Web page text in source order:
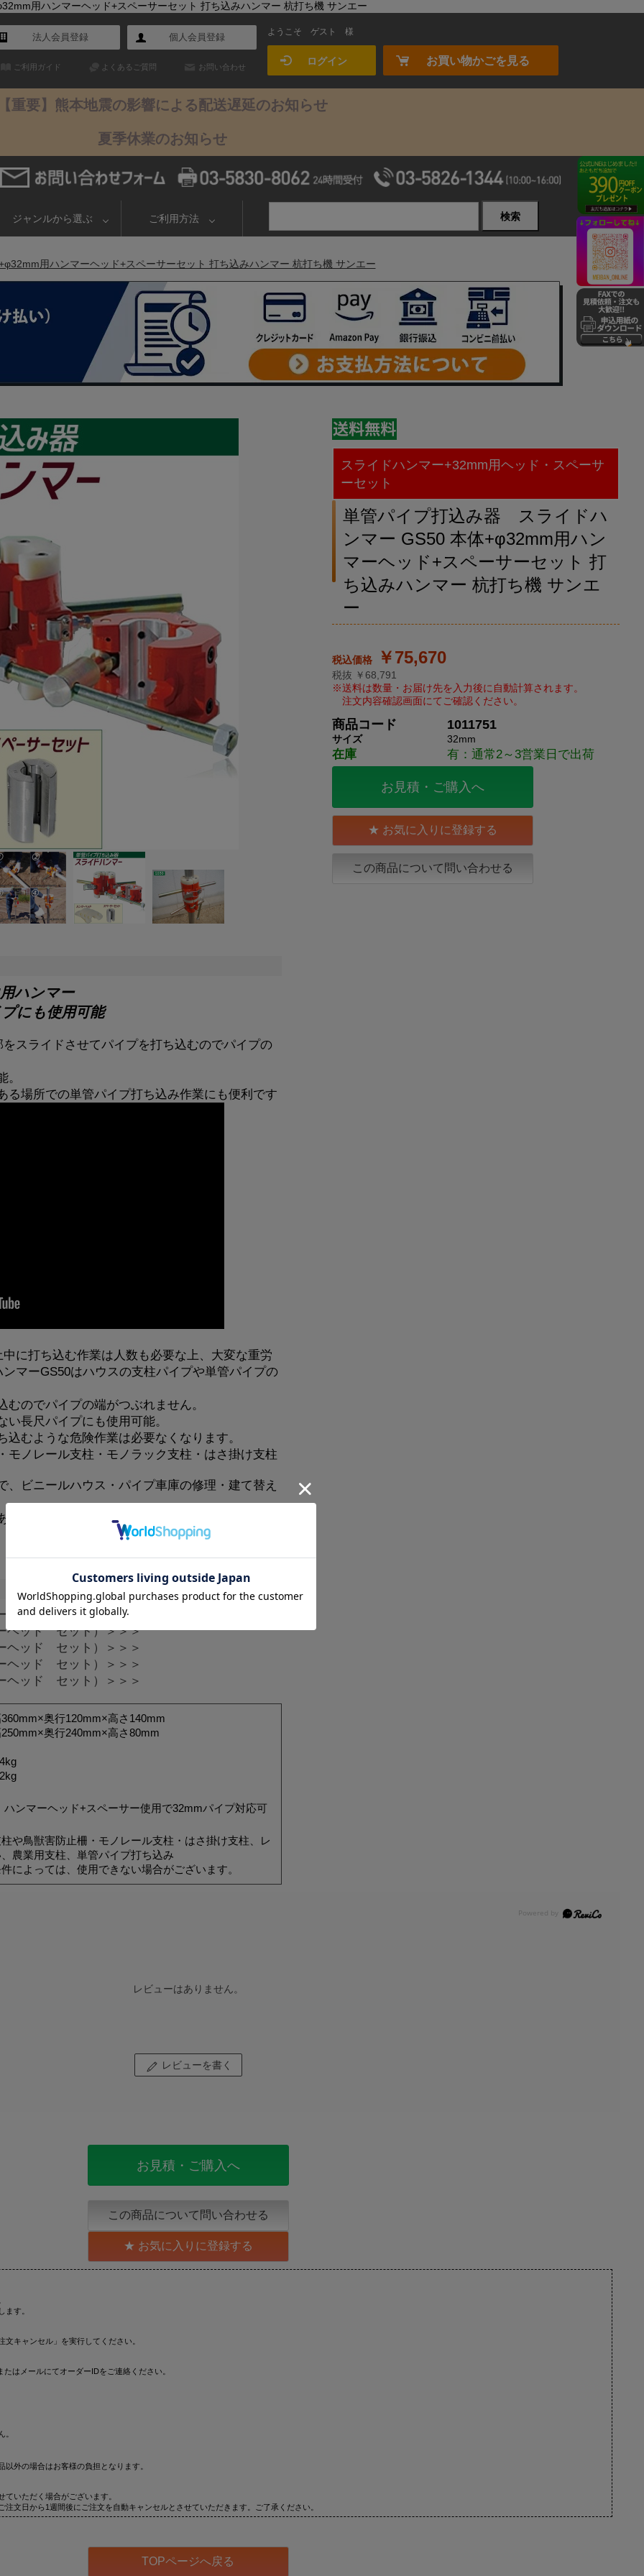
用ハンマーヘッド+スペーサーセット 打ち込みハンマー 杭打ち機 サンエー
法人会員登録 個人会員登録
ご利用ガイド よくあるご質問 お問い合わせ
ようこそ ゲスト 様
ログイン お買い物かごを見る
重要】熊本地震の影響による配送遅延のお知らせ
夏季休業のお知らせ
ジャンルから選ぶ ご利用方法 検索
用ハンマーヘッド+スペーサーセット 打ち込みハンマー 杭打ち機 サンエー
ハンマー
にも使用可能
スライドさせてパイプを打ち込むのでパイプの
場所での単管パイプ打ち込み作業にも便利です
に打ち込む作業は人数も必要な上、大変な重労
マーGS50はハウスの支柱パイプや単管パイプの
のでパイプの端がつぶれません。
長尺パイプにも使用可能。
むような危険作業は必要なくなります。
ノレール支柱・モノラック支柱・はさ掛け支柱
ビニールハウス・パイプ車庫の修理・建て替え
場所での単管パイプ打ち込み作業にも便利で
ヘッド セット）＞＞＞
ヘッド セット）＞＞＞
ヘッド セット）＞＞＞
ヘッド セット）＞＞＞
ヘッド セット）＞＞＞
奥行120mm×高さ140mm
奥行240mm×高さ80mm
ハンマーヘッド+スペーサー使用で32mmパイプ対応可
や鳥獣害防止柵・モノレール支柱・はさ掛け支柱、レ
農業用支柱、単管パイプ打ち込み
によっては、使用できない場合がございます。
スライドハンマー+32mm用ヘッド・スペーサ
ーセット
単管パイプ打込み器 スライドハ
ンマー GS50 本体+φ32mm用ハン
マーヘッド+スペーサーセット 打
ち込みハンマー 杭打ち機 サンエ
ー
￥75,670
税抜 ￥68,791
商品コード 1011751
サイズ 32mm
在庫 有：通常2～3営業日で出荷
お見積・ご購入へ
この商品について問い合わせる
お気に入りに登録する
レビューはありません。
レビューを書く
お見積・ご購入へ
この商品について問い合わせる
お気に入りに登録する
す。
キャンセル」を実行してください。
はメールにてオーダーIDをご連絡ください。
。
外の場合はお客様の負担となります。
いただく場合がございます。
文日から1週間後にご注文を自動キャンセルとさせていただきます。ご了承ください。
TOPページへ戻る